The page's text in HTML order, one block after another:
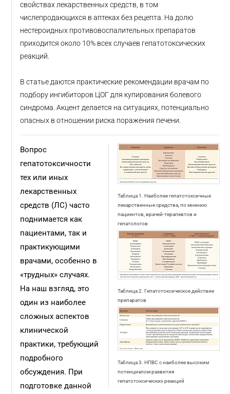
свойствах лекарственных средств, в том
числепродающихся в аптеках без рецепта. На долю
нестероидных противовоспалительных препаратов
приходится около 10% всех случаев гепатотоксических
реакций.
В статье даются практические рекомендации врачам по
подбору ингибиторов ЦОГ для купирования болевого
синдрома. Акцент делается на ситуациях, потенциально
опасных в отношении риска поражения печени.
Таблица 1. Наиболее гепатотоксичные
лекарственные средства, по мнению
пациентов, врачей-терапевтов и
гепатологов
Таблица 2. Гепатотоксическое действие
препаратов
Таблица 3. НПВС с наиболее высоким
потенциалом развития
гепатотоксических реакций
Вопрос
гепатотоксичности
тех или иных
лекарственных
средств (ЛС) часто
поднимается как
пациентами, так и
практикующими
врачами, особенно в
«трудных» случаях.
На наш взгляд, это
один из наиболее
сложных аспектов
клинической
практики, требующий
подробного
обсуждения. При
подготовке данной